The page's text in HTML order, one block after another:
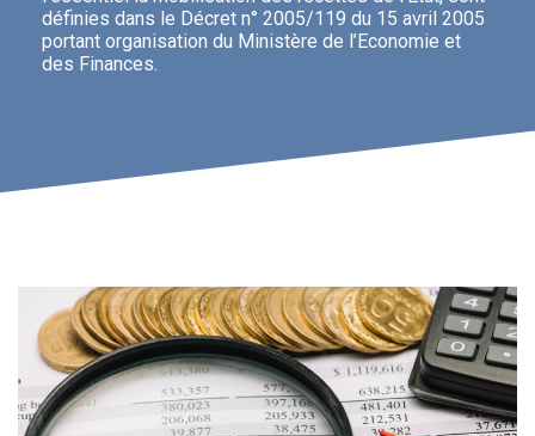
définies dans le Décret n° 2005/119 du 15 avril 2005
portant organisation du Ministère de l’Economie et
des Finances.